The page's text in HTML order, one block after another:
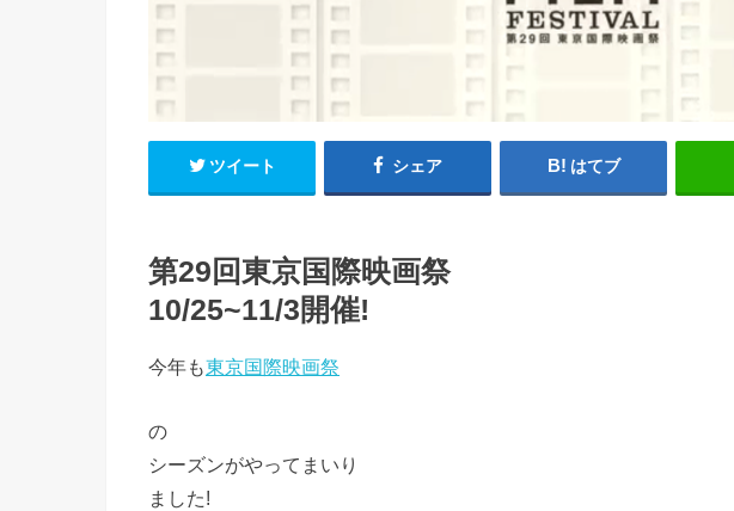
ツイート シェア はてブ
第29回東京国際映画祭
10/25~11/3開催!
今年も東京国際映画祭
の
シーズンがやってまいり
ました!